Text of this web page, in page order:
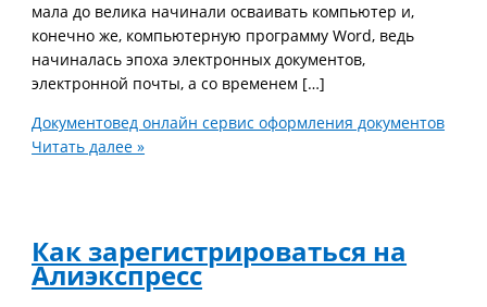
мала до велика начинали осваивать компьютер и,
конечно же, компьютерную программу Word, ведь
начиналась эпоха электронных документов,
электронной почты, а со временем […]
Документовед онлайн сервис оформления документов
Читать далее »
Как зарегистрироваться на
Алиэкспресс